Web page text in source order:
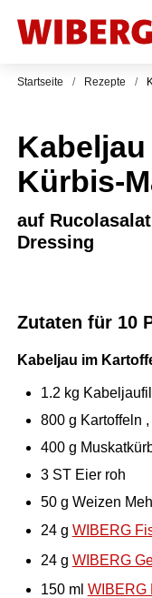
Startseite / Rezepte /
Kürbis-
auf
Dressing
Zutaten für 10
Kabeljau im
1.2 kg
800 g Kartoffeln
400 g
3 ST Eier roh
50 g Weizen Mehl
24 g WIBERG
24 g WIBERG
150 ml WIBERG